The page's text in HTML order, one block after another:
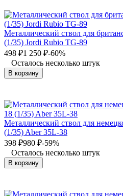
Металлический ствол для
(1/35) Jordi Rubio TG-89
498 ₽1 250 ₽-60%
Осталось несколько штук
В корзину
Металлический ствол для
(1/35) Aber 35L-38
398 ₽980 ₽-59%
Осталось несколько штук
В корзину